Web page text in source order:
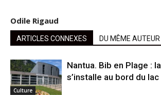
Odile Rigaud
ARTICLES CONNEXES DU MÊME AUTEUR
Culture
Nantua. Bib en Plage :
s’installe au bord du